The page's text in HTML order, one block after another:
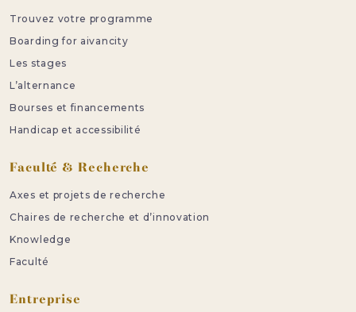
Trouvez votre programme
Boarding for aivancity
Les stages
L’alternance
Bourses et financements
Handicap et accessibilité
Faculté & Recherche
Axes et projets de recherche
Chaires de recherche et d’innovation
Knowledge
Faculté
Entreprise